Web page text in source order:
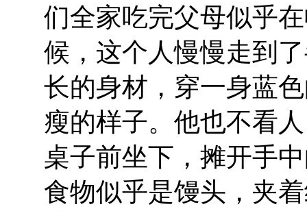
们全家吃完父母似乎
候，这个人慢慢走到
长的身材，穿一身蓝
瘦的样子。他也不看
桌子前坐下，摊开手
食物似乎是馒头，夹